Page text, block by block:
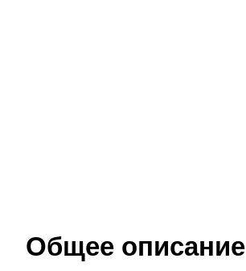
Общее описание